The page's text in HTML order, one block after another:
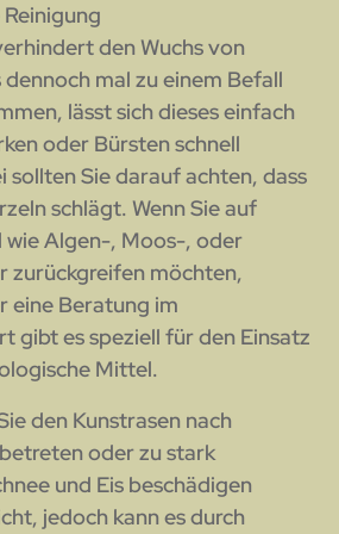
den Wuchs von
mal zu einem Befall
lässt sich dieses einfach
oder Bürsten schnell
sollten Sie darauf achten, dass
schlägt. Wenn Sie auf
Algen-, Moos-, oder
zurückgreifen möchten,
eine Beratung im
gibt es speziell für den Einsatz
Mittel.
den Kunstrasen nach
oder zu stark
und Eis beschädigen
jedoch kann es durch